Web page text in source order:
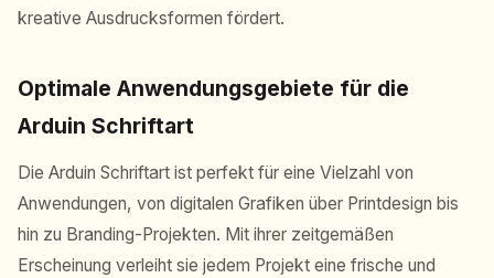
kreative Ausdrucksformen fördert.
Optimale Anwendungsgebiete für die
Arduin Schriftart
Die Arduin Schriftart ist perfekt für eine Vielzahl von
Anwendungen, von digitalen Grafiken über Printdesign bis
hin zu Branding-Projekten. Mit ihrer zeitgemäßen
Erscheinung verleiht sie jedem Projekt eine frische und